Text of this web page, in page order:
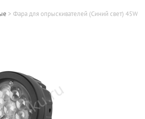
> Фара для опрыскивателей (Синий свет) 45W